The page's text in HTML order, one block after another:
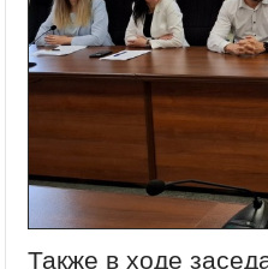
Также в ходе